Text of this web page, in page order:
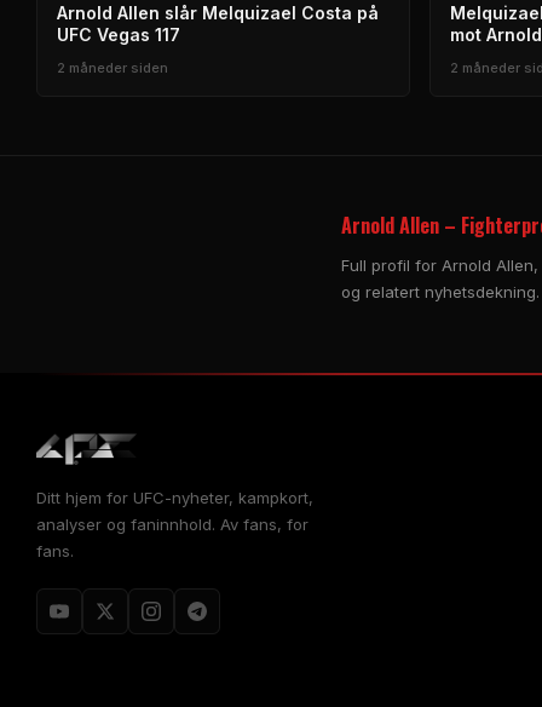
Arnold Allen slår Melquizael Costa på
UFC Vegas 117
2 måneder siden
mot
2 måneder
Arnold Allen –
Full profil for Arnold
og relatert
Ditt hjem for UFC-nyheter, kampkort,
analyser og faninnhold. Av fans, for
fans.